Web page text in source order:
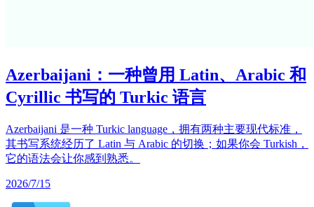
Azerbaijani：一种曾用 Latin、Arabic 和
Cyrillic 书写的 Turkic 语言
Azerbaijani 是一种 Turkic language，拥有两种主要现代标准，
其书写系统经历了 Latin 与 Arabic 的切换；如果你会 Turkish，
它的语法会让你感到熟悉。
2026/7/15